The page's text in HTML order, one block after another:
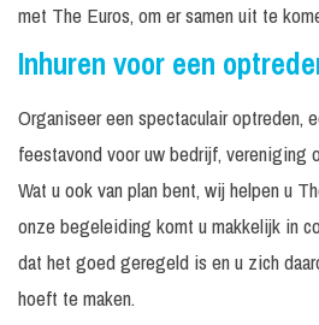
met The Euros, om er samen uit te
Inhuren voor een
Organiseer een spectaculair optreden,
feestavond voor uw bedrijf, vereniging
Wat u ook van plan bent, wij helpen u
onze begeleiding komt u makkelijk in
dat het goed geregeld is en u zich
hoeft te maken.